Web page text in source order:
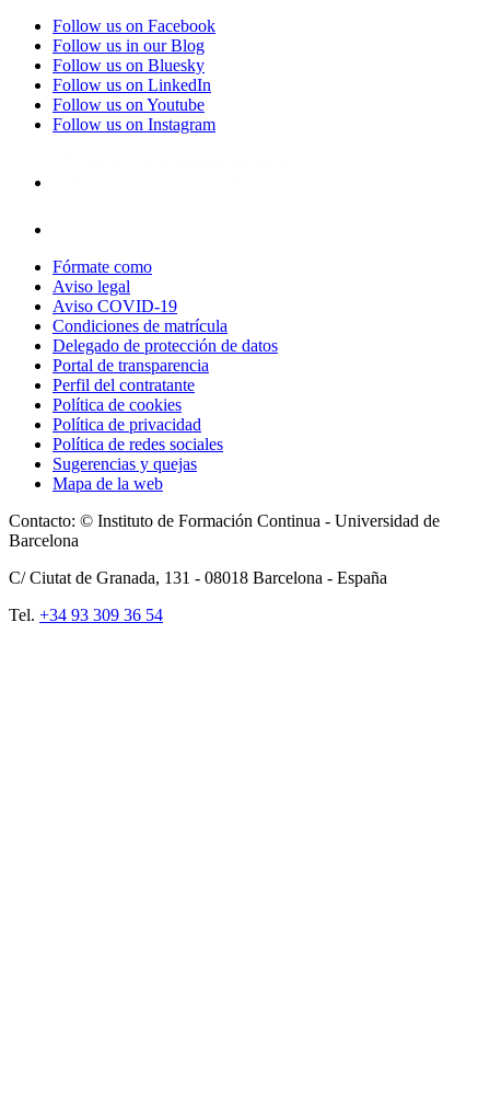
Follow us on Facebook
Follow us in our Blog
Follow us on Bluesky
Follow us on LinkedIn
Follow us on Youtube
Follow us on Instagram
Fórmate como
Aviso legal
Aviso COVID-19
Condiciones de matrícula
Delegado de protección de datos
Portal de transparencia
Perfil del contratante
Política de cookies
Política de privacidad
Política de redes sociales
Sugerencias y quejas
Mapa de la web
Contacto: © Instituto de Formación Continua - Universidad de
Barcelona
C/ Ciutat de Granada, 131 - 08018 Barcelona - España
Tel. +34 93 309 36 54